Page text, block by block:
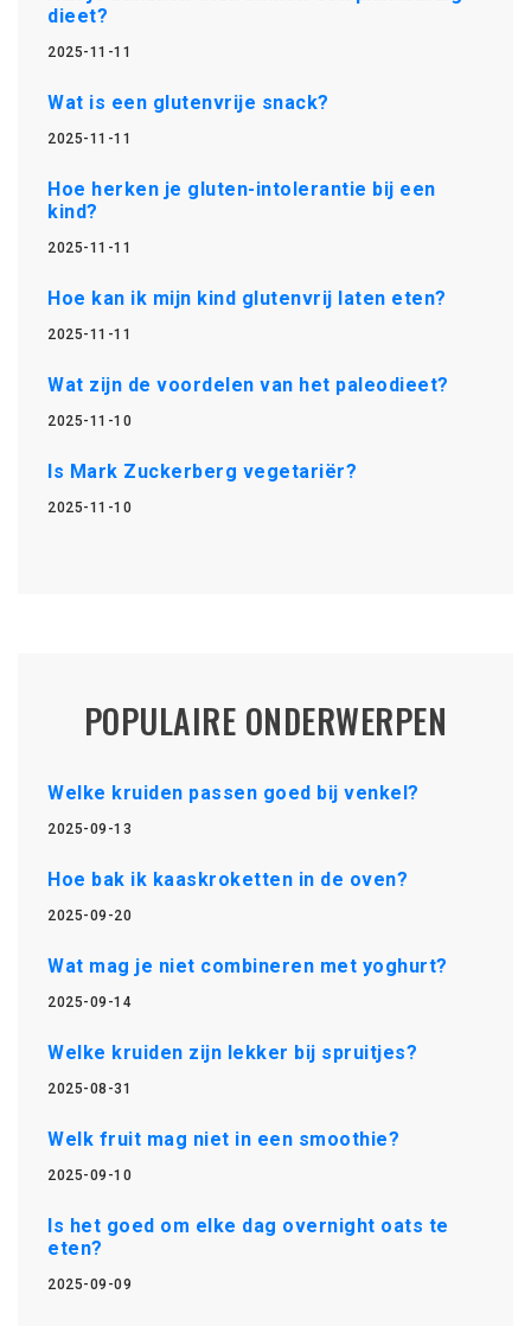
dieet?
2025-11-11
Wat is een glutenvrije snack?
2025-11-11
Hoe herken je gluten-intolerantie bij een
kind?
2025-11-11
Hoe kan ik mijn kind glutenvrij laten eten?
2025-11-11
Wat zijn de voordelen van het paleodieet?
2025-11-10
Is Mark Zuckerberg vegetariër?
2025-11-10
POPULAIRE ONDERWERPEN
Welke kruiden passen goed bij venkel?
2025-09-13
Hoe bak ik kaaskroketten in de oven?
2025-09-20
Wat mag je niet combineren met yoghurt?
2025-09-14
Welke kruiden zijn lekker bij spruitjes?
2025-08-31
Welk fruit mag niet in een smoothie?
2025-09-10
Is het goed om elke dag overnight oats te
eten?
2025-09-09